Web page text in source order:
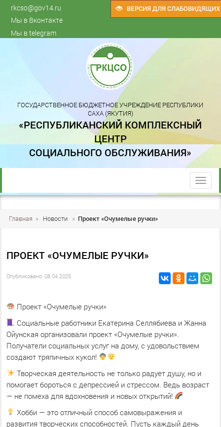
ВЕРСИЯ ДЛЯ СЛАБОВИДЯЩИХ
rkcso@gov14.ru
Мы в Вконтакте
Мы в telegram
ГОСУДАРСТВЕННОЕ БЮДЖЕТНОЕ УЧРЕЖДЕНИЕ РЕСПУБЛИКИ
САХА (ЯКУТИЯ)
«РЕСПУБЛИКАНСКИЙ КОМПЛЕКСНЫЙ
ЦЕНТР
СОЦИАЛЬНОГО ОБСЛУЖИВАНИЯ»
trk
Главная » Новости » Проект «Очумелые ручки»
ПРОЕКТ «ОЧУМЕЛЫЕ РУЧКИ»
Опубликовано: 08.04.2025
Проект «Очумелые ручки»
Социальные работники Екатерина Селлябиева и Жанна
Ойунская организовали проект «Очумелые ручки».
Получатели социальных услуг на дому, с удовольствием
создают тряпичных кукол!
Творческая деятельность не только радует душу, но и
помогает бороться с депрессией и стрессом. Ведь возраст
— не помеха для вдохновения и новых открытий!
Хобби — это отличный способ самовыражения и
развития творческих способностей. Пусть каждый день